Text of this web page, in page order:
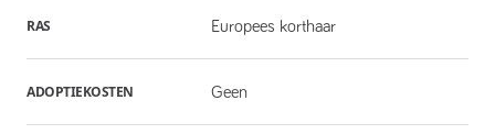
RAS Europees korthaar
ADOPTIEKOSTEN Geen